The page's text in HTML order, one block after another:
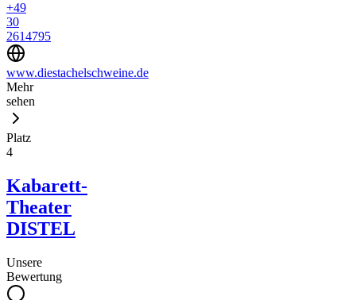
+49
30
2614795
www.diestachelschweine.de
Mehr
sehen
Platz
4
Kabarett-
Theater
DISTEL
Unsere
Bewertung